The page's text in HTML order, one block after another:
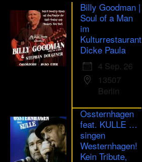
Billy Goodman |
Soul of a Man
im
Kulturrestaurant
Dicke Paula
4 Sep. 26
13507
Berlin
Ossternhagen
feat. KULLE …
singen
Westernhagen!
Kein Tribute,